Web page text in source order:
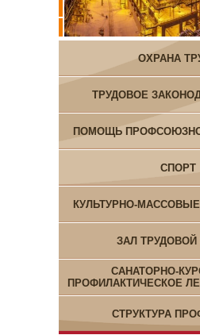
ОХРАНА
ТРУДОВОЕ
ПОМОЩЬ
СПОРТ
КУЛЬТУРНО-
ЗАЛ
САНАТОРНО-
ПРОФИЛАКТИЧЕСКОЕ
СТРУКТУРА